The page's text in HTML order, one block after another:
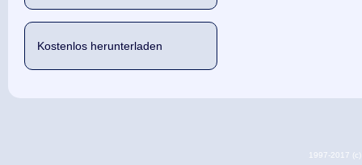
Kostenlos herunterladen
1997-2017